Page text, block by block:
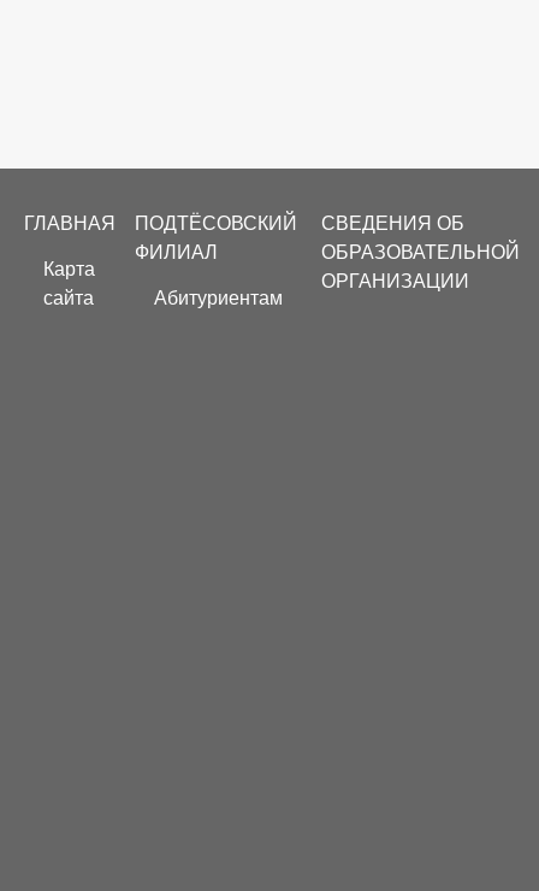
Footer
ГЛАВНАЯ
Карта
сайта
ПОДТЁСОВСКИЙ
ФИЛИАЛ
Абитуриентам
СВЕДЕНИЯ ОБ
ОБРАЗОВАТЕЛЬНОЙ
ОРГАНИЗАЦИИ